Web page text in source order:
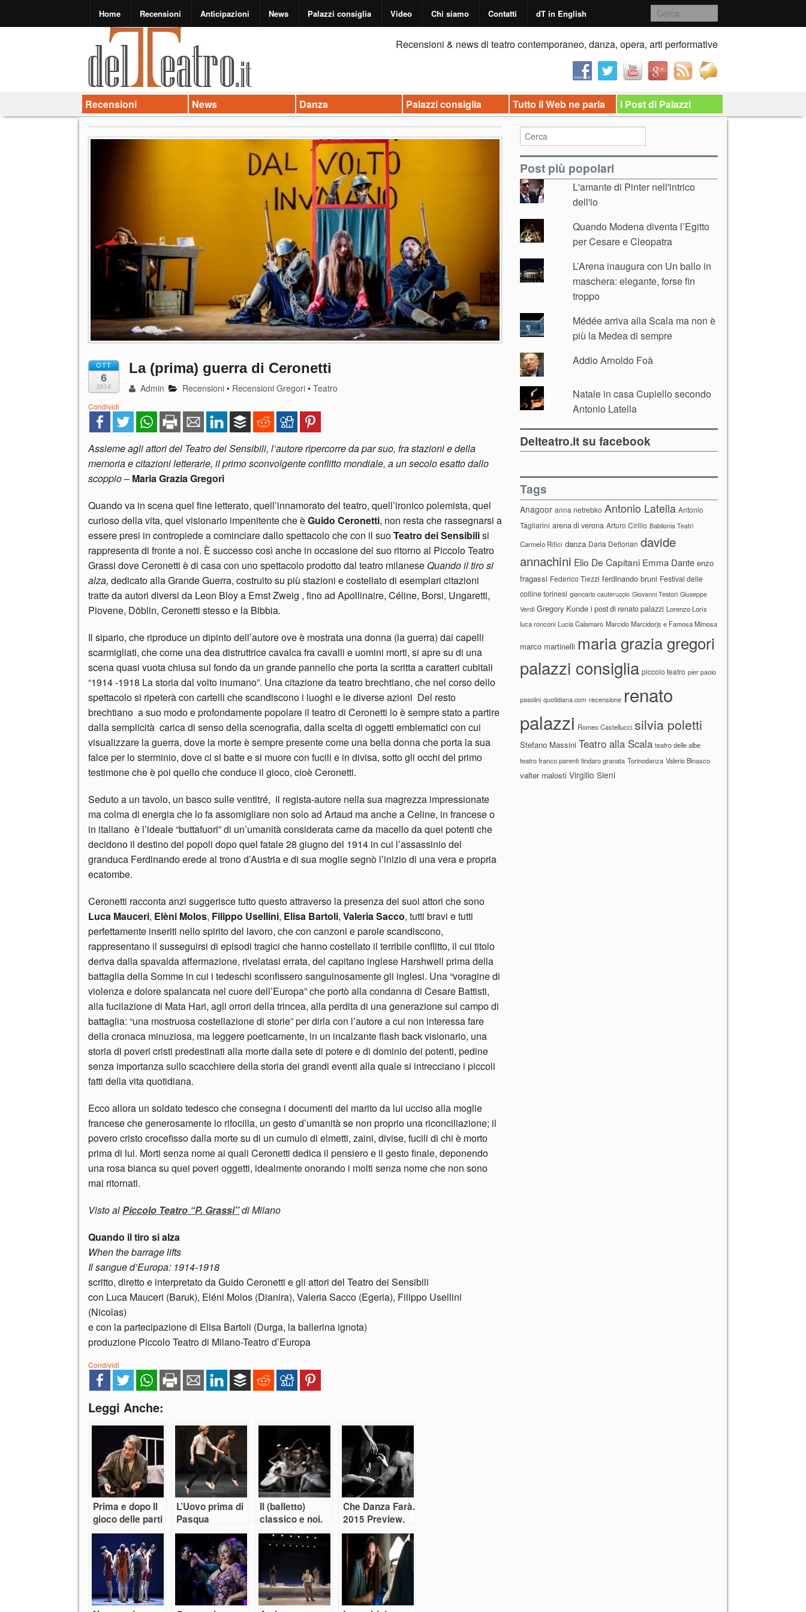
Home Recensioni Anticipazioni News Palazzi consiglia Video Chi siamo Contatti dT in English
Recensioni & news di teatro contemporaneo, danza, opera, arti performative
Recensioni News Danza Palazzi consiglia Tutto il Web ne parla I Post di Palazzi
OTT
6
2014
La (prima) guerra di Ceronetti
Admin Recensioni • Recensioni Gregori •Teatro
Condividi
Assieme agli attori del Teatro dei Sensibili, l’autore ripercorre da par suo, fra stazioni e della
memoria e citazioni letterarie, il primo sconvolgente conflitto mondiale, a un secolo esatto dallo
scoppio– Maria Grazia Gregori
Quando va in scena quel fine letterato, quell’innamorato del teatro, quell’ironico polemista, quel
curioso della vita, quel visionario impenitente che èGuido Ceronetti, non resta che rassegnarsi a
essere presi in contropiede a cominciare dallo spettacolo che con il suoTeatro dei Sensibilisi
rappresenta di fronte a noi. È successo così anche in occasione del suo ritorno al Piccolo Teatro
Grassi dove Ceronetti è di casa con uno spettacolo prodotto dal teatro milanese Quando il tiro si
alza, dedicato alla Grande Guerra, costruito su più stazioni e costellato di esemplari citazioni
tratte da autori diversi da Leon Bloy a Ernst Zweig , fino ad Apollinaire, Céline, Borsi, Ungaretti,
Piovene, Döblin, Ceronetti stesso e la Bibbia.
Il sipario, che riproduce un dipinto dell’autore ove è mostrata una donna (la guerra) dai capelli
scarmigliati, che come una dea distruttrice cavalca fra cavalli e uomini morti, si apre su di una
scena quasi vuota chiusa sul fondo da un grande pannello che porta la scritta a caratteri cubitali
“1914 -1918 La storia dal volto inumano”. Una citazione da teatro brechtiano, che nel corso dello
spettacolo si ripeterà con cartelli che scandiscono i luoghi e le diverse azioni Del resto
brechtiano a suo modo e profondamente popolare il teatro di Ceronetti lo è sempre stato a partire
dalla semplicità carica di senso della scenografia, dalla scelta di oggetti emblematici con cui
visualizzare la guerra, dove la morte è sempre presente come una bella donna che porta la sua
falce per lo sterminio, dove ci si batte e si muore con fucili e in divisa, sotto gli occhi del primo
testimone che è poi quello che conduce il gioco, cioè Ceronetti.
Seduto a un tavolo, un basco sulle ventitré, il regista-autore nella sua magrezza impressionate
ma colma di energia che lo fa assomigliare non solo ad Artaud ma anche a Celine, in francese o
in italiano è l’ideale “buttafuori” di un’umanità considerata carne da macello da quei potenti che
decidono il destino dei popoli dopo quel fatale 28 giugno del 1914 in cui l’assassinio del
granduca Ferdinando erede al trono d’Austria e di sua moglie segnò l’inizio di una vera e propria
ecatombe.
Ceronetti racconta anzi suggerisce tutto questo attraverso la presenza dei suoi attori che sono
Luca Mauceri, Elèni Molos, Filippo Usellini, Elisa Bartoli, Valeria Sacco, tutti bravi e tutti
perfettamente inseriti nello spirito del lavoro, che con canzoni e parole scandiscono,
rappresentano il susseguirsi di episodi tragici che hanno costellato il terribile conflitto, il cui titolo
deriva dalla spavalda affermazione, rivelatasi errata, del capitano inglese Harshwell prima della
battaglia della Somme in cui i tedeschi sconfissero sanguinosamente gli inglesi. Una “voragine di
violenza e dolore spalancata nel cuore dell’Europa” che portò alla condanna di Cesare Battisti,
alla fucilazione di Mata Hari, agli orrori della trincea, alla perdita di una generazione sul campo di
battaglia: “una mostruosa costellazione di storie” per dirla con l’autore a cui non interessa fare
della cronaca minuziosa, ma leggere poeticamente, in un incalzante flash back visionario, una
storia di poveri cristi predestinati alla morte dalla sete di potere e di dominio dei potenti, pedine
senza importanza sullo scacchiere della storia dei grandi eventi alla quale si intrecciano i piccoli
fatti della vita quotidiana.
Ecco allora un soldato tedesco che consegna i documenti del marito da lui ucciso alla moglie
francese che generosamente lo rifocilla, un gesto d’umanità se non proprio una riconciliazione; il
povero cristo crocefisso dalla morte su di un cumulo di elmetti, zaini, divise, fucili di chi è morto
prima di lui. Morti senza nome ai quali Ceronetti dedica il pensiero e il gesto finale, deponendo
una rosa bianca su quei poveri oggetti, idealmente onorando i molti senza nome che non sono
mai ritornati.
Visto alPiccolo Teatro “P. Grassi”di Milano
Quando il tiro si alza
When the barrage lifts
Il sangue d’Europa: 1914-1918
scritto, diretto e interpretato da Guido Ceronetti e gli attori del Teatro dei Sensibili
con Luca Mauceri (Baruk), Eléni Molos (Dianira), Valeria Sacco (Egeria), Filippo Usellini
(Nicolas)
e con la partecipazione di Elisa Bartoli (Durga, la ballerina ignota)
produzione Piccolo Teatro di Milano-Teatro d’Europa
Condividi
Leggi Anche:
Prima e dopo Il
gioco delle parti
L’Uovo prima di
Pasqua
Il (balletto)
classico e noi.
Parte prima: “Il
Lago dei Cigni”
Ratmansky
Che Danza Farà.
2015 Preview.
Parte Prima
Post più popolari
L'amante di Pinter nell'intrico
dell'io
Quando Modena diventa l’Egitto
per Cesare e Cleopatra
L’Arena inaugura con Un ballo in
maschera: elegante, forse fin
troppo
Médée arriva alla Scala ma non è
più la Medea di sempre
Addio Arnoldo Foà
Natale in casa Cupiello secondo
Antonio Latella
Delteatro.it su facebook
Tags
Anagoor anna netrebko Antonio Latella Antonio
Tagliarini arena di verona Arturo Cirillo Babilonia Teatri
Carmelo Rifici danza Daria Deflorian davide
annachini Elio De Capitani Emma Dante enzo
fragassi Federico Tiezzi ferdinando bruni Festival delle
colline torinesi giancarlo cauteruccio Giovanni Testori Giuseppe
Verdi Gregory Kunde i post di renato palazzi Lorenzo Loris
luca ronconi Lucia Calamaro Marcido Marcidorjs e Famosa Mimosa
marco martinelli maria grazia gregori
palazzi consiglia piccolo teatro pier paolo
pasolini quotidiana.com recensione renato
palazzi Romeo Castellucci silvia poletti
Stefano Massini Teatro alla Scala teatro delle albe
teatro franco parenti tindaro granata Torinodanza Valerio Binasco
valter malosti Virgilio Sieni